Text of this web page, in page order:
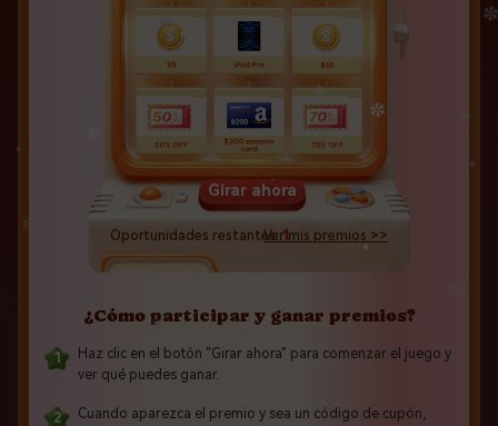
Girar ahora
Oportunidades restantes:1
Ver mis premios >>
¿Cómo participar y ganar premios?
Haz clic en el botón "Girar ahora" para comenzar el juego y
ver qué puedes ganar.
Cuando aparezca el premio y sea un código de cupón,